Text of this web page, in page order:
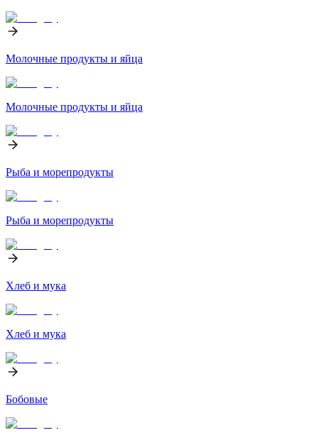
Молочные продукты и яйца
Молочные продукты и яйца
Рыба и морепродукты
Рыба и морепродукты
Хлеб и мука
Хлеб и мука
Бобовые